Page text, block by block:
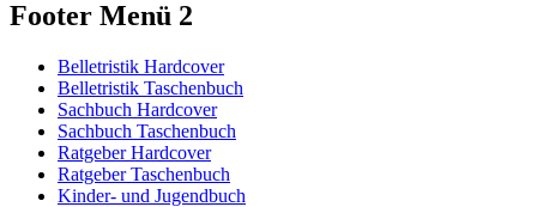
Footer Menü 2
Belletristik Hardcover
Belletristik Taschenbuch
Sachbuch Hardcover
Sachbuch Taschenbuch
Ratgeber Hardcover
Ratgeber Taschenbuch
Kinder- und Jugendbuch